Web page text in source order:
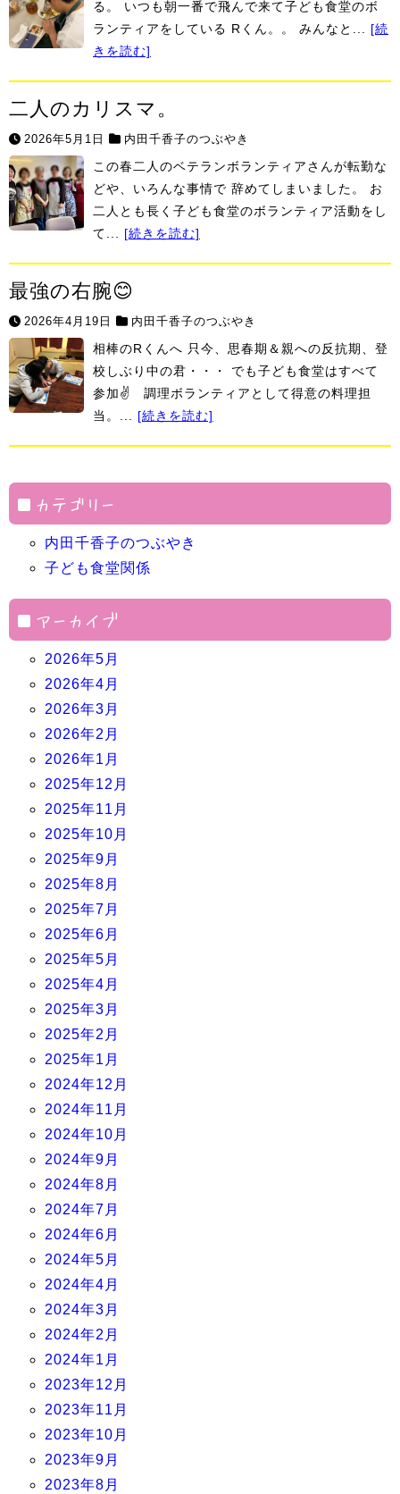
る。 いつも朝一番で飛んで来て子ども食堂のボ
ランティアをしている Rくん。。 みんなと... [続
きを読む]
二人のカリスマ。
2026年5月1日 内田千香子のつぶやき
この春二人のベテランボランティアさんが転勤な
どや、いろんな事情で 辞めてしまいました。 お
二人とも長く子ども食堂のボランティア活動をし
て... [続きを読む]
最強の右腕😊
2026年4月19日 内田千香子のつぶやき
相棒のRくんへ 只今、思春期＆親への反抗期、登
校しぶり中の君・・・ でも子ども食堂はすべて
参加✌ 調理ボランティアとして得意の料理担
当。... [続きを読む]
カテゴリー
内田千香子のつぶやき
子ども食堂関係
アーカイブ
2026年5月
2026年4月
2026年3月
2026年2月
2026年1月
2025年12月
2025年11月
2025年10月
2025年9月
2025年8月
2025年7月
2025年6月
2025年5月
2025年4月
2025年3月
2025年2月
2025年1月
2024年12月
2024年11月
2024年10月
2024年9月
2024年8月
2024年7月
2024年6月
2024年5月
2024年4月
2024年3月
2024年2月
2024年1月
2023年12月
2023年11月
2023年10月
2023年9月
2023年8月